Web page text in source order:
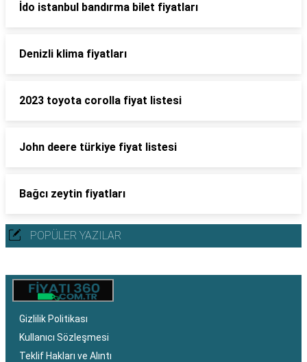
İdo istanbul bandırma bilet fiyatları
Denizli klima fiyatları
2023 toyota corolla fiyat listesi
John deere türkiye fiyat listesi
Bağcı zeytin fiyatları
POPÜLER YAZILAR
Gizlilik Politikası
Kullanıcı Sözleşmesi
Teklif Hakları ve Alıntı